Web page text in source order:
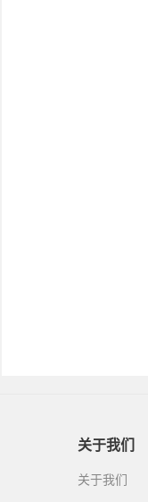
关于我们
关于我们